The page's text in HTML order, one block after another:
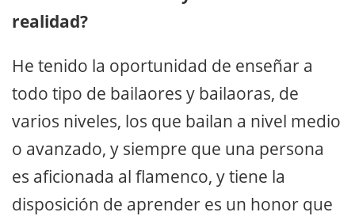
realidad?
He tenido la oportunidad de enseñar a
todo tipo de bailaores y bailaoras, de
varios niveles, los que bailan a nivel medio
o avanzado, y siempre que una persona
es aficionada al flamenco, y tiene la
disposición de aprender es un honor que